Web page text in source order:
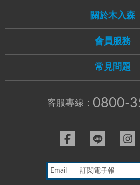
關於木入森
會員服務
常見問題
客服專線： 0800-
Email